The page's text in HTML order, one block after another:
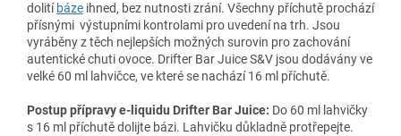
dolití báze ihned, bez nutnosti zrání. Všechny příchutě prochází
přísnými výstupními kontrolami pro uvedení na trh. Jsou
vyráběny z těch nejlepších možných surovin pro zachování
autentické chuti ovoce. Drifter Bar Juice S&V jsou dodávány ve
velké 60 ml lahvičce, ve které se nachází 16 ml příchutě.
Postup přípravy e-liquidu Drifter Bar Juice: Do 60 ml lahvičky
s 16 ml příchutě dolijte bázi. Lahvičku důkladně protřepejte.